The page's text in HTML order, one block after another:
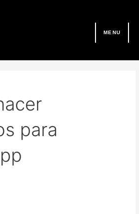
MENU
para